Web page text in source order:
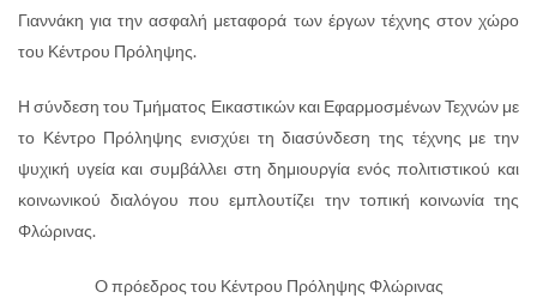
Γιαννάκη για την ασφαλή μεταφορά των έργων τέχνης στον χώρο
του Κέντρου Πρόληψης.
Η σύνδεση του Τμήματος Εικαστικών και Εφαρμοσμένων Τεχνών με
το Κέντρο Πρόληψης ενισχύει τη διασύνδεση της τέχνης με την
ψυχική υγεία και συμβάλλει στη δημιουργία ενός πολιτιστικού και
κοινωνικού διαλόγου που εμπλουτίζει την τοπική κοινωνία της
Φλώρινας.
O πρόεδρος του Κέντρου Πρόληψης Φλώρινας